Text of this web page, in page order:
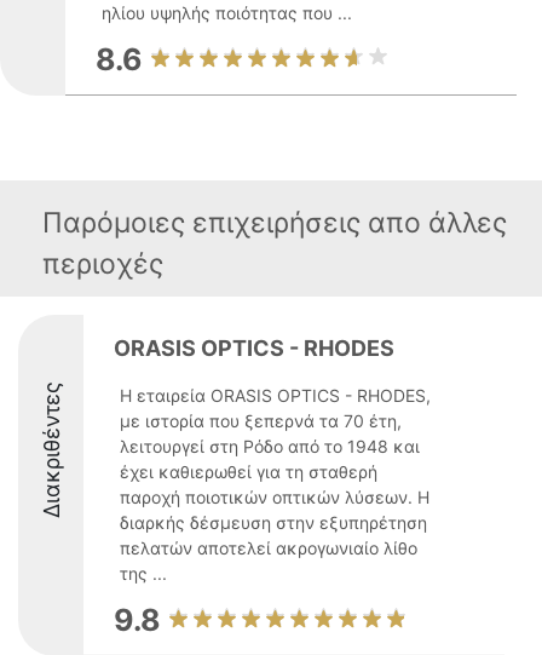
ηλίου υψηλής ποιότητας που ...
8.6
Παρόμοιες επιχειρήσεις απο άλλες
περιοχές
Διακριθέντες
ORASIS OPTICS - RHODES
Η εταιρεία ORASIS OPTICS - RHODES,
με ιστορία που ξεπερνά τα 70 έτη,
λειτουργεί στη Ρόδο από το 1948 και
έχει καθιερωθεί για τη σταθερή
παροχή ποιοτικών οπτικών λύσεων. Η
διαρκής δέσμευση στην εξυπηρέτηση
πελατών αποτελεί ακρογωνιαίο λίθο
της ...
9.8